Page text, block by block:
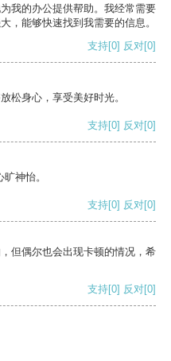
我的办公提供帮助。我经常需要
，能够快速找到我需要的信息。
支持[0] 反对[0]
松身心，享受美好时光。
支持[0] 反对[0]
神怡。
支持[0] 反对[0]
但偶尔也会出现卡顿的情况，希
支持[0] 反对[0]